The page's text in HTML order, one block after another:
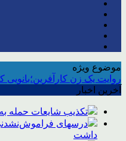
موضوع ویژه
روایت یک زن کارآفرین؛بانویی
آخرین اخبار
تکذیب شایعات حمله به
درسهای
داشت